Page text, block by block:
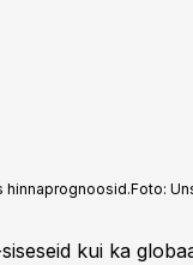
hinnaprognoosid.Foto:
kui ka